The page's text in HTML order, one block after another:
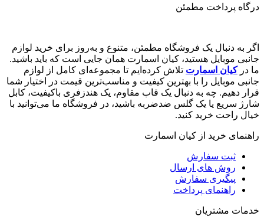
درگاه پرداخت مطمئن
اگر به دنبال یک فروشگاه مطمئن، متنوع و به‌روز برای خرید لوازم
جانبی موبایل هستید، کیان اسمارت همان جایی است که باید باشید.
ما درکیان اسمارت تلاش کرده‌ایم تا مجموعه‌ای کامل از لوازم
جانبی موبایل را با بهترین کیفیت و مناسب‌ترین قیمت در اختیار شما
قرار دهیم. چه به دنبال یک قاب مقاوم، یک هندزفری باکیفیت، کابل
شارژ سریع یا یک گلس ضدضربه باشید، در فروشگاه ما می‌توانید با
خیال راحت خرید کنید.
راهنمای خرید از کیان اسمارت
ثبت سفارش
روش‌ های ارسال
پیگیری سفارش
راهنمای پرداخت
خدمات مشتریان